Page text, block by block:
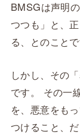
BMSGは声明
つつも」と、
る、とのことで
しかし、その
です。 その一
を、悪意をも
つけること、だ